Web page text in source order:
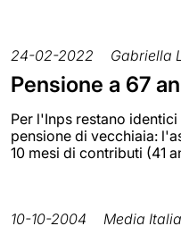
24-02-2022 Gabriella
Pensione a 67
Per l'Inps restano
pensione di vecchiaia:
10 mesi di contributi (41
10-10-2004 Media Italia